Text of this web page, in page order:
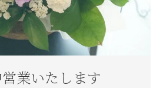
業いたします